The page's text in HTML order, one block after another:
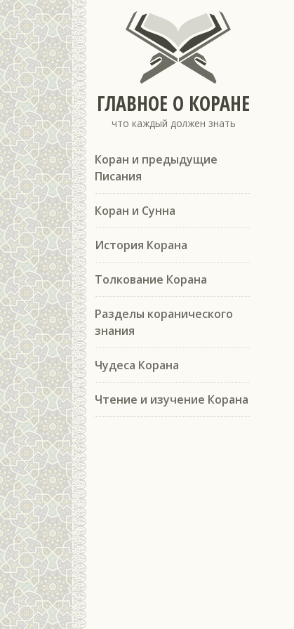
ГЛАВНОЕ О КОРАНЕ
что каждый должен знать
Коран и предыдущие
Писания
Коран и Сунна
История Корана
Толкование Корана
Разделы коранического
знания
Чудеса Корана
Чтение и изучение Корана